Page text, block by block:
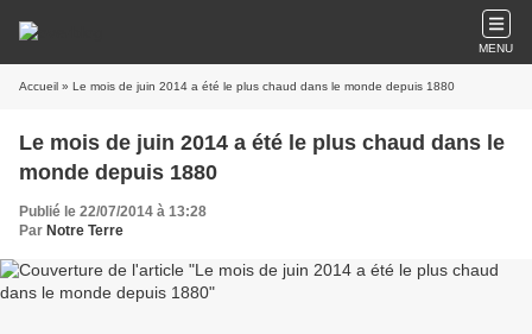
MENU
Accueil » Le mois de juin 2014 a été le plus chaud dans le monde depuis 1880
Le mois de juin 2014 a été le plus chaud dans le
monde depuis 1880
Publié le 22/07/2014 à 13:28
Par Notre Terre